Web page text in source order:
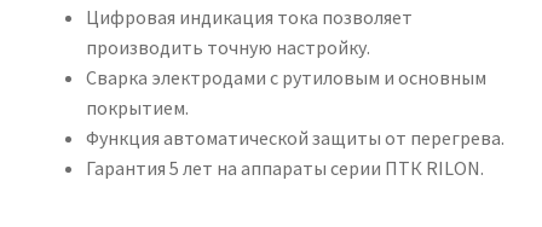
Цифровая индикация тока позволяет
производить точную настройку.
Сварка электродами с рутиловым и основным
покрытием.
Функция автоматической защиты от перегрева.
Гарантия 5 лет на аппараты серии ПТК RILON.